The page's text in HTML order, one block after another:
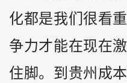
化都是我们很看
争力才能在现在
住脚。到贵州成